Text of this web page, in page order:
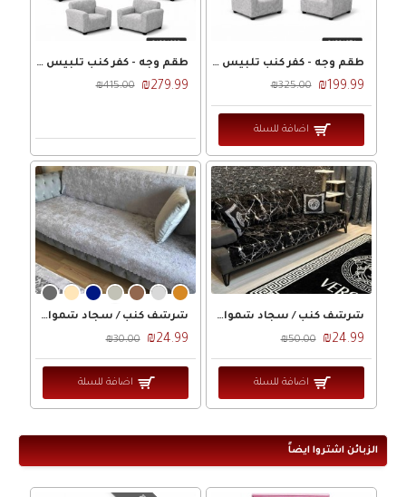
طقم وجه - كفر كنب تلبيس كامل 3 - 2 - 1 - 1 مخمل بدون تنوره 7 مقاعد مصري
₪199.99
₪325.00
اضافة للسلة
طقم وجه - كفر كنب تلبيس كامل 3-2-2-1-1 مخمل بدون تنوره 9 مقاعد مصري
₪279.99
₪415.00
شرشف كنب / سجاد شمواه ماربل مقاس 160 × 200 وجه / كفر كنب شامواه ماربيل
₪24.99
₪50.00
اضافة للسلة
شرشف كنب / سجاد شمواه سادة مقاس 160 × 200 وجه / كفر كنب شامواه ساده
₪24.99
₪30.00
اضافة للسلة
الزبائن اشتروا ايضاً